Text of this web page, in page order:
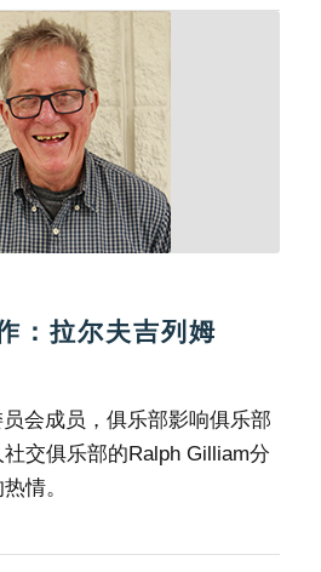
：拉尔夫吉列姆
会成员，俱乐部影响俱乐部
交俱乐部的Ralph Gilliam分
情。